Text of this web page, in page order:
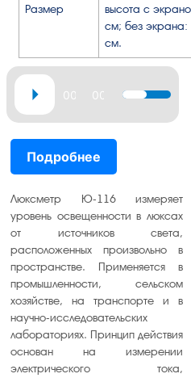
Размер
высота с
см; без экрана:
см.
Аудиоплеер
00:0000:38
клавиши
увеличить
или
Подробнее
Люксметр Ю-116 измеряет
уровень освещенности в люксах
от источников света,
расположенных произвольно в
пространстве. Применяется в
промышленности, сельском
хозяйстве, на транспорте и в
научно-исследовательских
лабораториях. Принцип действия
основан на измерении
электрического тока,